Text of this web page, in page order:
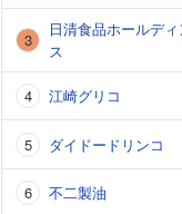
日清食品ホールデ
ス
江崎グリコ
ダイドードリンコ
不二製油